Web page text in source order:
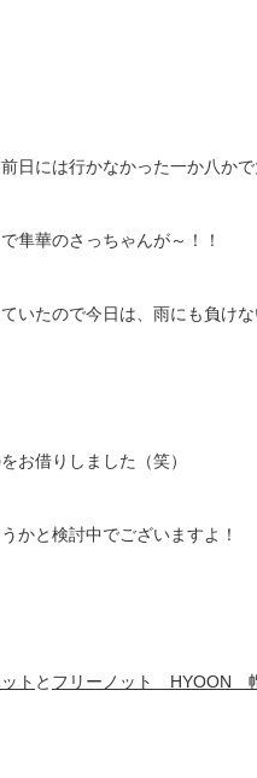
日には行かなかった一か八かで
隼華のさっちゃんが～！！
いたので今日は、雨にも負けな
お借りしました（笑）
かと検討中でございますよ！
ト と フリーノット HYOON